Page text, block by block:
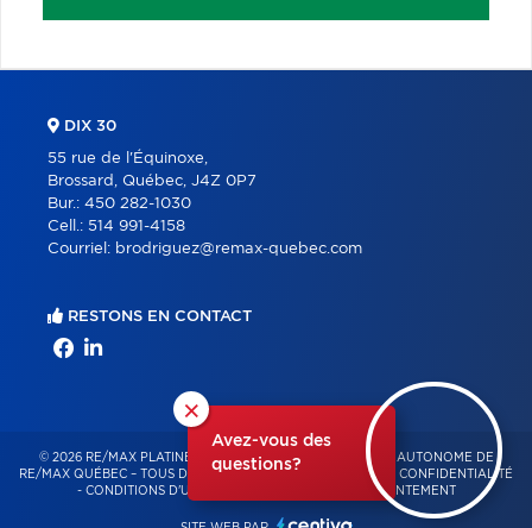
×
Avez-vous des
questions?
DIX 30
55 rue de l'Équinoxe,
Brossard, Québec, J4Z 0P7
Bur.: 450 282-1030
Cell.: 514 991-4158
Courriel: brodriguez@remax-quebec.com
RESTONS EN CONTACT
© 2026 RE/MAX PLATINE – FRANCHISÉ INDÉPENDANT ET AUTONOME DE
RE/MAX QUÉBEC – TOUS DROITS RÉSERVÉS -
POLITIQUE DE CONFIDENTIALITÉ
- CONDITIONS D'UTILISATION GESTION DU CONSENTEMENT